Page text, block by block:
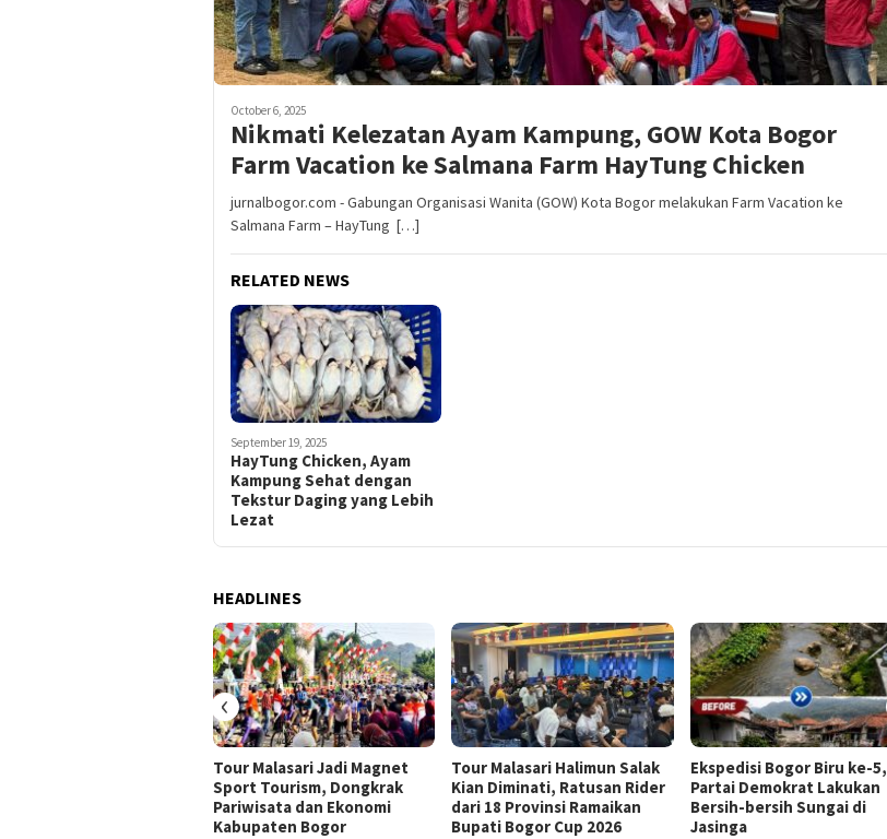
October 6, 2025
Nikmati Kelezatan Ayam Kampung, GOW Kota Bogor
Farm Vacation ke Salmana Farm HayTung Chicken
jurnalbogor.com - Gabungan Organisasi Wanita (GOW) Kota Bogor melakukan Farm Vacation ke
Salmana Farm – HayTung […]
RELATED NEWS
September 19, 2025
HayTung Chicken, Ayam
Kampung Sehat dengan
Tekstur Daging yang Lebih
Lezat
HEADLINES
Tour Malasari Jadi Magnet
Sport Tourism, Dongkrak
Pariwisata dan Ekonomi
Kabupaten Bogor
Tour Malasari Halimun Salak
Kian Diminati, Ratusan Rider
dari 18 Provinsi Ramaikan
Bupati Bogor Cup 2026
Ekspedisi Bogor Biru ke-5,
Partai Demokrat Lakukan
Bersih-bersih Sungai di
Jasinga
‹